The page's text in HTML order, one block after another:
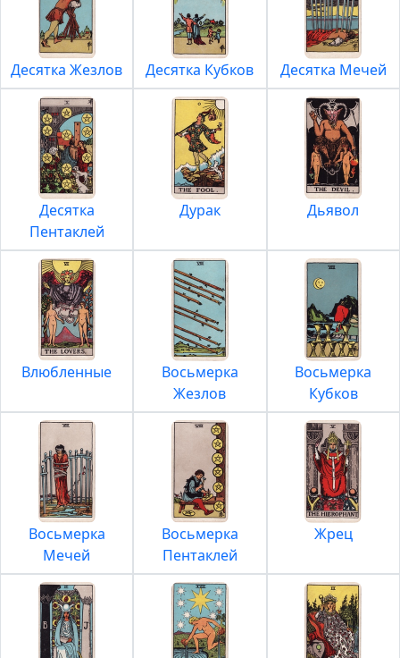
Десятка Жезлов Десятка Кубков Десятка Мечей
Десятка
Пентаклей
Дурак Дьявол
Влюбленные
Восьмерка
Жезлов
Восьмерка
Кубков
Восьмерка
Мечей
Восьмерка
Пентаклей
Жрец